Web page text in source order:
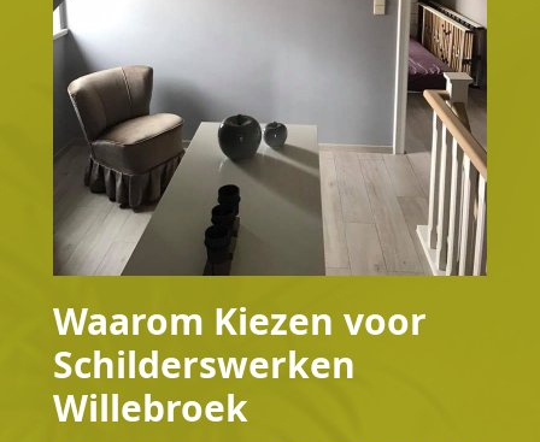
Waarom Kiezen voor
Schilderswerken
Willebroek